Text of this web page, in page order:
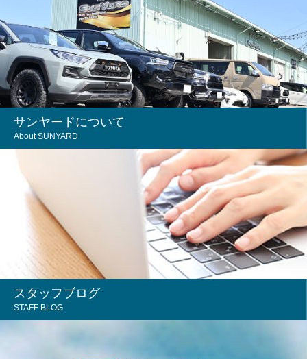
サンヤードについて
About SUNYARD
スタッフブログ
STAFF BLOG